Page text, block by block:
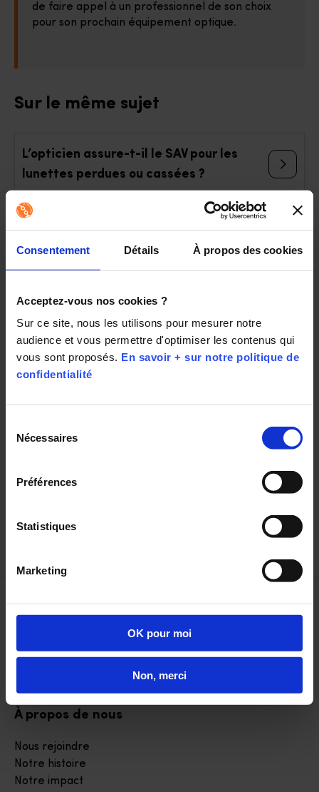
Consentement Détails À propos des cookies
Acceptez-vous nos cookies ?
Sur ce site, nous les utilisons pour mesurer notre
audience et vous permettre d'optimiser les contenus qui
vous sont proposés. En savoir + sur notre politique de
confidentialité
Nécessaires
Préférences
Statistiques
Marketing
OK pour moi
Non, merci
de faire appel à un professionnel de son choix
pour son prochain équipement optique.
Sur le même sujet
L’opticien assure-t-il le SAV pour les
lunettes perdues ou cassées ?
Prenez-vous en charge les résidents en
Unité de Vie Protégée ?
Que faire si ma monture se casse ?
Que faire si mes verres se rayent ?
adaptées à ma vue ?
verres ?
Contactez-nous
À propos de nous
Nous rejoindre
Notre histoire
Notre impact